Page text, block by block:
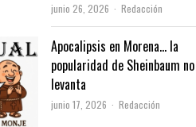
junio 26, 2026 Author
Redacción
Apocalipsis en Morena… la
popularidad de Sheinbaum no
levanta
junio 17, 2026 Author
Redacción